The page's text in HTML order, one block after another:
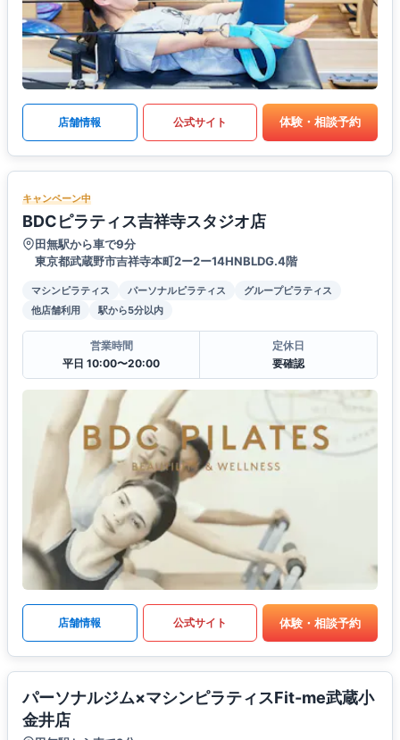
店舗情報 公式サイト 体験・相談予約
キャンペーン中
BDCピラティス吉祥寺スタジオ店
田無駅から車で9分
東京都武蔵野市吉祥寺本町2ー2ー14HNBLDG.4階
マシンピラティス パーソナルピラティス
グループピラティス
他店舗利用
駅から5分以内
営業時間
平日 10:00〜20:00
定休日
要確認
店舗情報 公式サイト 体験・相談予約
パーソナルジム×マシンピラティスFit-me武蔵小
金井店